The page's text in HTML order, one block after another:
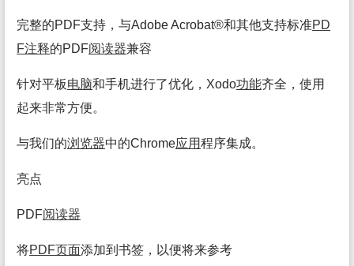
完整的PDF支持，与Adobe Acrobat®和其他支持标准PD
F注释的PDF阅读器兼容
针对平板电脑和手机进行了优化，Xodo功能齐全，使用
起来非常方便。
与我们的浏览器中的Chrome应用程序集成。
亮点
PDF阅读器
将PDF页面添加到书签，以便将来参考